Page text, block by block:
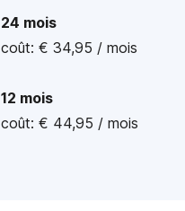
24 mois
coût: € 34,95 / mois
12 mois
coût: € 44,95 / mois